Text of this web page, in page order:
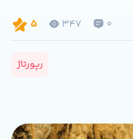
0
347
5
رپورتاژ